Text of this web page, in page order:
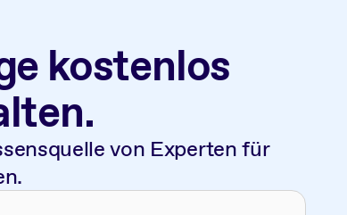
kostenlos
von Experten für